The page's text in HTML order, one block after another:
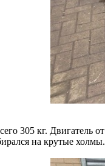
305 кг. Двигатель
на крутые холмы.